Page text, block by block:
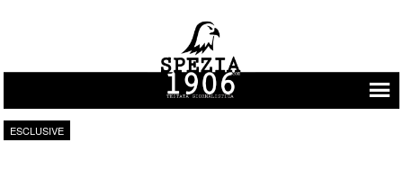
Vai al contenuto
ESCLUSIVE